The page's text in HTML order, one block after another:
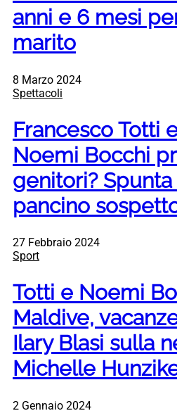
anni e 6 mesi
marito
8 Marzo 2024
Spettacoli
Francesco Totti
Noemi Bocchi
genitori? Spunta
pancino
27 Febbraio 2024
Sport
Totti e Noemi
Maldive,
Ilary Blasi sulla
Michelle
2 Gennaio 2024